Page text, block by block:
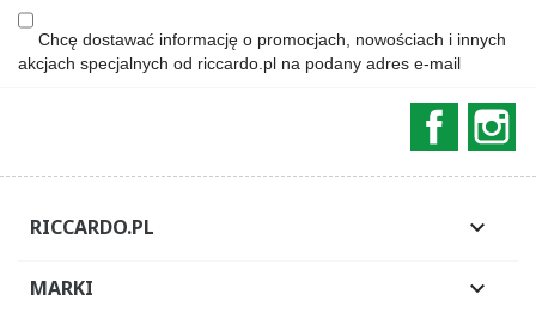
Chcę dostawać informację o promocjach, nowościach i innych
akcjach specjalnych od riccardo.pl na podany adres e-mail
RICCARDO.PL 
MARKI 